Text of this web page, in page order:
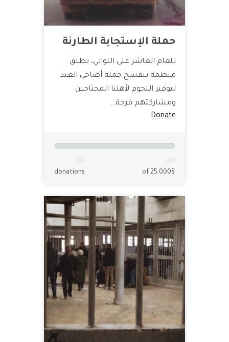
حملة الإستجابة الطارئة
للعام العاشر على التوالي، تطلق
منظمة بنفسج حملة أضاحي العيد
لتوفير اللحوم لأهلنا المحتاجين
ومشاركتهم فرحة…
Donate
of 25,000$
donations